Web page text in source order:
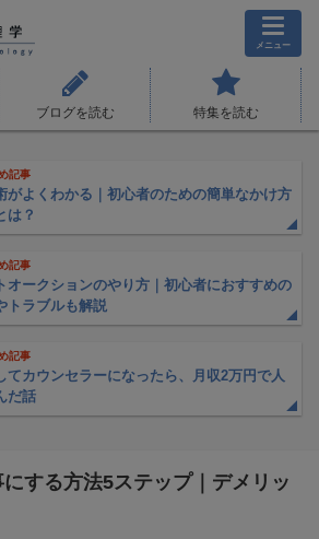
メニュー
ブログを読む 特集を読む
記事
がよくわかる｜初心者のための簡単なかけ方
は？
記事
オークションのやり方｜初心者におすすめの
トラブルも解説
記事
てカウンセラーになったら、月収2万円で人
んだ話
する方法5ステップ｜デメリッ